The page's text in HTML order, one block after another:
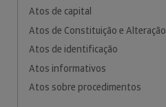
Atos de capital
Atos de Constituição e Alteração
Atos de identificação
Atos informativos
Atos sobre procedimentos